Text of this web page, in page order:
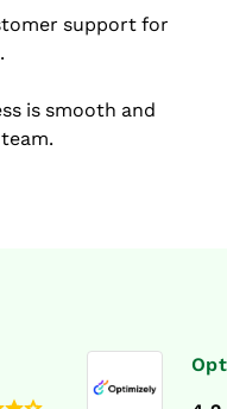
support for
is smooth and